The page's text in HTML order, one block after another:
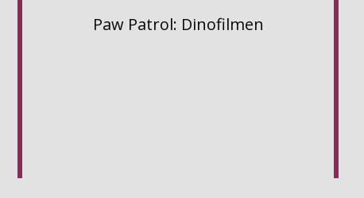
Paw Patrol: Dinofilmen